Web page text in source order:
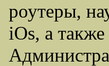
роутеры,
iOs, а